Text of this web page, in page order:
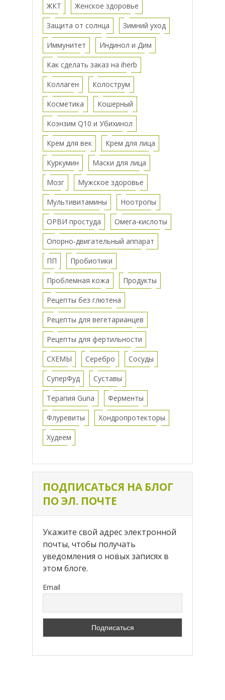
ЖКТ Женское здоровье
Защита от солнца Зимний уход
Иммунитет Индинол и Дим
Как сделать заказ на iherb
Коллаген Колострум
Косметика Кошерный
Коэнзим Q10 и Убихинол
Крем для век Крем для лица
Куркумин Маски для лица
Мозг Мужское здоровье
Мультивитамины Ноотропы
ОРВИ простуда Омега-кислоты
Опорно-двигательный аппарат
ПП Пробиотики
Проблемная кожа Продукты
Рецепты без глютена
Рецепты для вегетарианцев
Рецепты для фертильности
СХЕМЫ Серебро Сосуды
СуперФуд Суставы
Терапия Guna Ферменты
Флуревиты Хондропротекторы
Худеем
ПОДПИСАТЬСЯ НА БЛОГ
ПО ЭЛ. ПОЧТЕ
Укажите свой адрес электронной
почты, чтобы получать
уведомления о новых записях в
этом блоге.
Email